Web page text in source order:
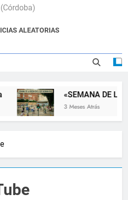
(Córdoba)
ALEATORIAS
«SEMANA DE LA
3 Meses Atrás